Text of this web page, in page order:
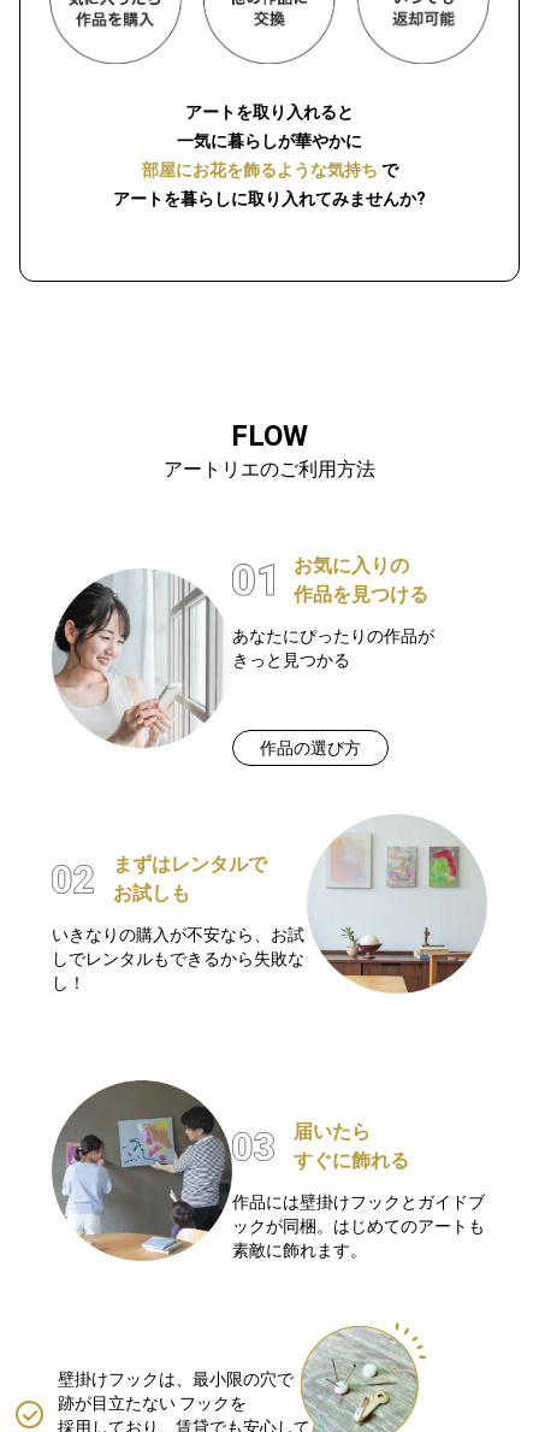
アートを取り入れると
一気に暮らしが華やかに
部屋にお花を飾るような気持ち で
アートを暮らしに取り入れてみませんか?
FLOW
アートリエのご利用方法
お気に入りの
作品を見つける
あなたにぴったりの作品が
きっと見つかる
作品の選び方
まずはレンタルで
お試しも
いきなりの購入が不安なら、お試
しでレンタルもできるから失敗な
し！
届いたら
すぐに飾れる
作品には壁掛けフックとガイドブ
ックが同梱。はじめてのアートも
素敵に飾れます。
壁掛けフックは、最小限の穴で
跡が目立たない フックを
採用しており、賃貸でも安心して